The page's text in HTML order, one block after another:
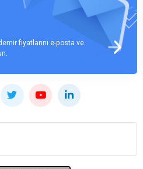
fiyatlarını e-posta ve